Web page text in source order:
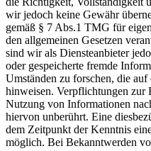
wir jedoch keine Gewähr
gemäß § 7 Abs.1 TMG für
den allgemeinen Gesetzen
sind wir als Diensteanbieter
oder gespeicherte fremde
Umständen zu forschen, die
hinweisen. Verpflichtungen zur
Nutzung von Informationen
hiervon unberührt. Eine
dem Zeitpunkt der Kenntnis
möglich. Bei Bekanntwerden